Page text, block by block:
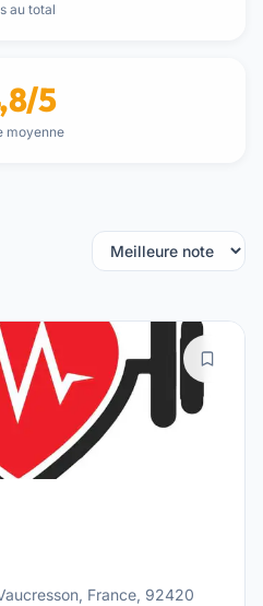
au total
5
moyenne
France, 92420